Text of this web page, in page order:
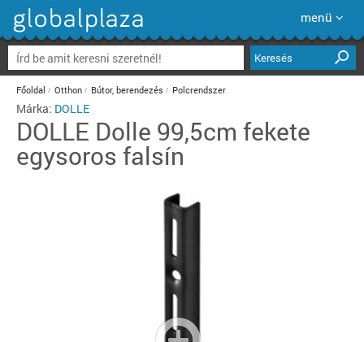
menü
Keresés
Főoldal Otthon Bútor, berendezés Polcrendszer
Márka: DOLLE
DOLLE Dolle 99,5cm fekete
egysoros falsín